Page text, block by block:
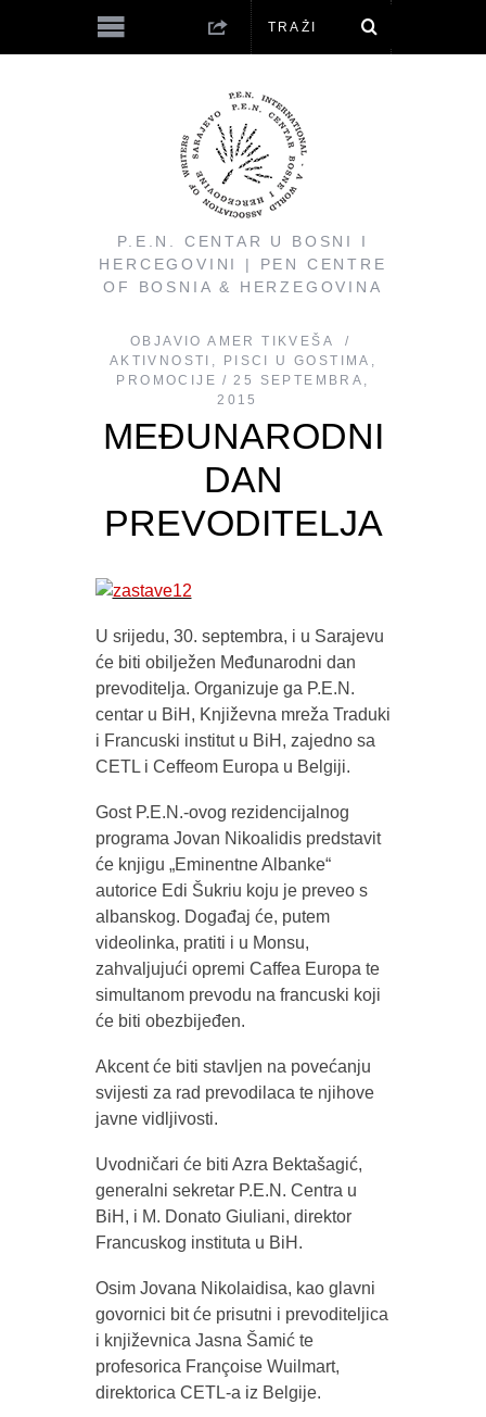
P.E.N. CENTAR U BOSNI I
HERCEGOVINI | PEN CENTRE
OF BOSNIA & HERZEGOVINA
OBJAVIO AMER TIKVEŠA
AKTIVNOSTI , PISCI U GOSTIMA ,
PROMOCIJE
25 SEPTEMBRA,
2015
MEĐUNARODNI
DAN
PREVODITELJA
U srijedu, 30. septembra, i u Sarajevu
će biti obilježen Međunarodni dan
prevoditelja. Organizuje ga P.E.N.
centar u BiH, Književna mreža Traduki
i Francuski institut u BiH, zajedno sa
CETL i Ceffeom Europa u Belgiji.
Gost P.E.N.-ovog rezidencijalnog
programa Jovan Nikoalidis predstavit
će knjigu „Eminentne Albanke“
autorice Edi Šukriu koju je preveo s
albanskog. Događaj će, putem
videolinka, pratiti i u Monsu,
zahvaljujući opremi Caffea Europa te
simultanom prevodu na francuski koji
će biti obezbijeđen.
Akcent će biti stavljen na povećanju
svijesti za rad prevodilaca te njihove
javne vidljivosti.
Uvodničari će biti Azra Bektašagić,
generalni sekretar P.E.N. Centra u
BiH, i M. Donato Giuliani, direktor
Francuskog instituta u BiH.
Osim Jovana Nikolaidisa, kao glavni
govornici bit će prisutni i prevoditeljica
i književnica Jasna Šamić te
profesorica Françoise Wuilmart,
direktorica CETL-a iz Belgije.